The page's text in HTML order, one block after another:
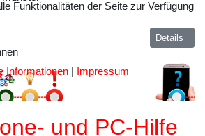
Details
und PC-Hilfe
Funktionalitäten der Seite zur Verfügung
Informationen | Impressum